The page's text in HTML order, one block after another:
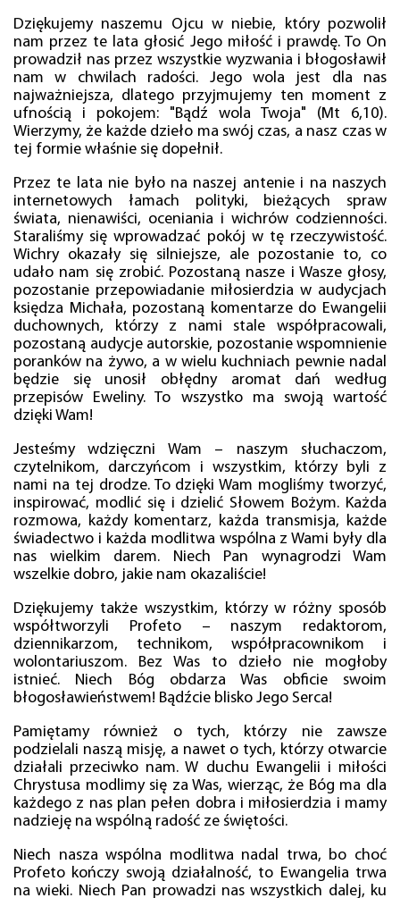
Dziękujemy naszemu Ojcu w niebie, który pozwolił
nam przez te lata głosić Jego miłość i prawdę. To On
prowadził nas przez wszystkie wyzwania i błogosławił
nam w chwilach radości. Jego wola jest dla nas
najważniejsza, dlatego przyjmujemy ten moment z
ufnością i pokojem: "Bądź wola Twoja" (Mt 6,10).
Wierzymy, że każde dzieło ma swój czas, a nasz czas w
tej formie właśnie się dopełnił.
Przez te lata nie było na naszej antenie i na naszych
internetowych łamach polityki, bieżących spraw
świata, nienawiści, oceniania i wichrów codzienności.
Staraliśmy się wprowadzać pokój w tę rzeczywistość.
Wichry okazały się silniejsze, ale pozostanie to, co
udało nam się zrobić. Pozostaną nasze i Wasze głosy,
pozostanie przepowiadanie miłosierdzia w audycjach
księdza Michała, pozostaną komentarze do Ewangelii
duchownych, którzy z nami stale współpracowali,
pozostaną audycje autorskie, pozostanie wspomnienie
poranków na żywo, a w wielu kuchniach pewnie nadal
będzie się unosił obłędny aromat dań według
przepisów Eweliny. To wszystko ma swoją wartość
dzięki Wam!
Jesteśmy wdzięczni Wam – naszym słuchaczom,
czytelnikom, darczyńcom i wszystkim, którzy byli z
nami na tej drodze. To dzięki Wam mogliśmy tworzyć,
inspirować, modlić się i dzielić Słowem Bożym. Każda
rozmowa, każdy komentarz, każda transmisja, każde
świadectwo i każda modlitwa wspólna z Wami były dla
nas wielkim darem. Niech Pan wynagrodzi Wam
wszelkie dobro, jakie nam okazaliście!
Dziękujemy także wszystkim, którzy w różny sposób
współtworzyli Profeto – naszym redaktorom,
dziennikarzom, technikom, współpracownikom i
wolontariuszom. Bez Was to dzieło nie mogłoby
istnieć. Niech Bóg obdarza Was obficie swoim
błogosławieństwem! Bądźcie blisko Jego Serca!
Pamiętamy również o tych, którzy nie zawsze
podzielali naszą misję, a nawet o tych, którzy otwarcie
działali przeciwko nam. W duchu Ewangelii i miłości
Chrystusa modlimy się za Was, wierząc, że Bóg ma dla
każdego z nas plan pełen dobra i miłosierdzia i mamy
nadzieję na wspólną radość ze świętości.
Niech nasza wspólna modlitwa nadal trwa, bo choć
Profeto kończy swoją działalność, to Ewangelia trwa
na wieki. Niech Pan prowadzi nas wszystkich dalej, ku